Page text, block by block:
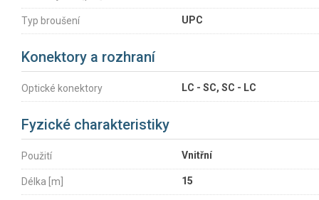
Typ broušení UPC
Konektory a rozhraní
Optické konektory LC - SC, SC - LC
Fyzické charakteristiky
Použití Vnitřní
Délka [m] 15